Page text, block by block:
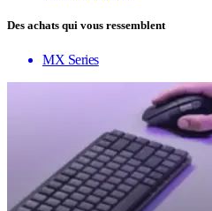
Des achats qui vous ressemblent
MX Series